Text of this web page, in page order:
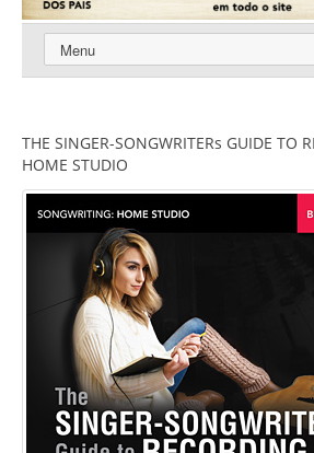
THE SINGER-SONGWRITERs GUIDE TO
HOME STUDIO